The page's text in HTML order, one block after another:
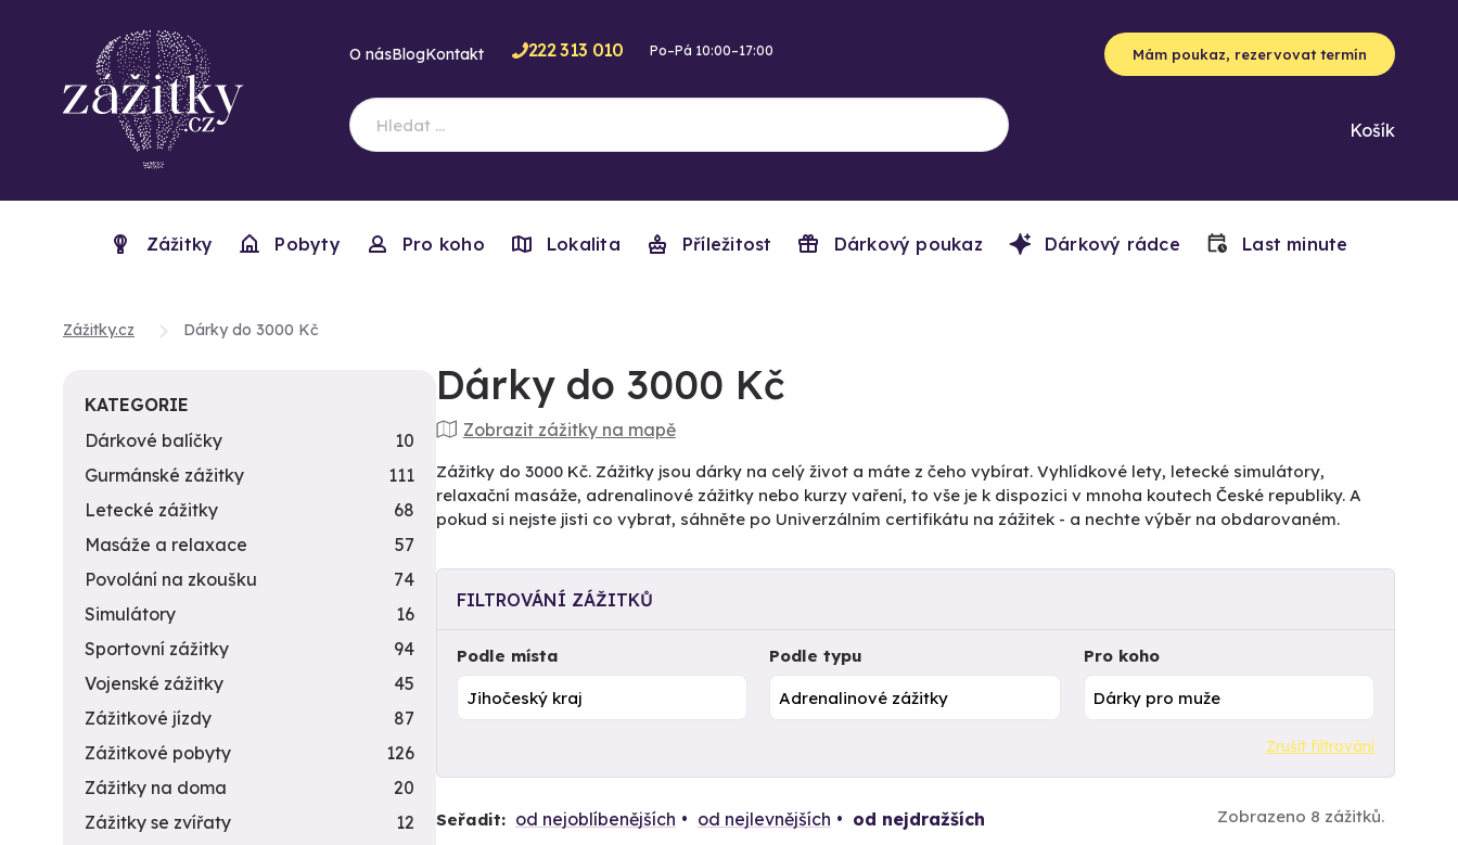
O násBlogKontakt 222 313 010 Po–Pá 10:00–17:00 Mám poukaz, rezervovat termín
Košík
Zážitky Pobyty Pro koho Lokalita Příležitost Dárkový poukaz Dárkový rádce Last minute
Zážitky.cz Dárky do 3000 Kč
Dárky do 3000 Kč
Zobrazit zážitky na mapě
Zážitky do 3000 Kč. Zážitky jsou dárky na celý život a máte z čeho vybírat. Vyhlídkové lety, letecké simulátory,
relaxační masáže, adrenalinové zážitky nebo kurzy vaření, to vše je k dispozici v mnoha koutech České republiky. A
pokud si nejste jisti co vybrat, sáhněte po Univerzálním certifikátu na zážitek - a nechte výběr na obdarovaném.
FILTROVÁNÍ ZÁŽITKŮ
Podle místa Podle typu Pro koho
Zrušit filtrování
Seřadit: od nejoblíbenějších od nejlevnějších od nejdražších Zobrazeno 8 zážitků.
KATEGORIE
Dárkové balíčky
10
Gurmánské zážitky
111
Letecké zážitky
68
Masáže a relaxace
57
Povolání na zkoušku
74
Simulátory
16
Sportovní zážitky
94
Vojenské zážitky
45
Zážitkové jízdy
87
Zážitkové pobyty
126
Zážitky na doma
20
Zážitky se zvířaty
12